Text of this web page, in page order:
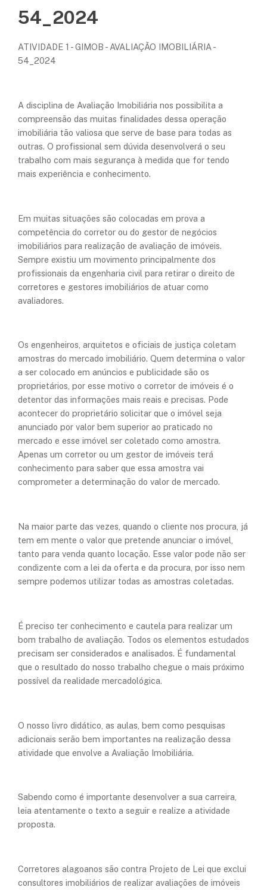
54_2024
ATIVIDADE 1 - GIMOB - AVALIAÇÃO IMOBILIÁRIA -
54_2024
A disciplina de Avaliação Imobiliária nos possibilita a
compreensão das muitas finalidades dessa operação
imobiliária tão valiosa que serve de base para todas as
outras. O profissional sem dúvida desenvolverá o seu
trabalho com mais segurança à medida que for tendo
mais experiência e conhecimento.
Em muitas situações são colocadas em prova a
competência do corretor ou do gestor de negócios
imobiliários para realização de avaliação de imóveis.
Sempre existiu um movimento principalmente dos
profissionais da engenharia civil para retirar o direito de
corretores e gestores imobiliários de atuar como
avaliadores.
Os engenheiros, arquitetos e oficiais de justiça coletam
amostras do mercado imobiliário. Quem determina o valor
a ser colocado em anúncios e publicidade são os
proprietários, por esse motivo o corretor de imóveis é o
detentor das informações mais reais e precisas. Pode
acontecer do proprietário solicitar que o imóvel seja
anunciado por valor bem superior ao praticado no
mercado e esse imóvel ser coletado como amostra.
Apenas um corretor ou um gestor de imóveis terá
conhecimento para saber que essa amostra vai
comprometer a determinação do valor de mercado.
Na maior parte das vezes, quando o cliente nos procura, já
tem em mente o valor que pretende anunciar o imóvel,
tanto para venda quanto locação. Esse valor pode não ser
condizente com a lei da oferta e da procura, por isso nem
sempre podemos utilizar todas as amostras coletadas.
É preciso ter conhecimento e cautela para realizar um
bom trabalho de avaliação. Todos os elementos estudados
precisam ser considerados e analisados. É fundamental
que o resultado do nosso trabalho chegue o mais próximo
possível da realidade mercadológica.
O nosso livro didático, as aulas, bem como pesquisas
adicionais serão bem importantes na realização dessa
atividade que envolve a Avaliação Imobiliária.
Sabendo como é importante desenvolver a sua carreira,
leia atentamente o texto a seguir e realize a atividade
proposta.
Corretores alagoanos são contra Projeto de Lei que exclui
consultores imobiliários de realizar avaliações de imóveis